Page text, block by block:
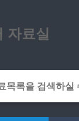
자료실